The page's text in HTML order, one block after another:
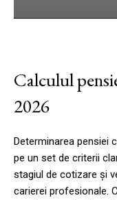
Calculul
2026
Determinarea pensiei
pe un set de criterii
stagiul de cotizare și
carierei profesionale.